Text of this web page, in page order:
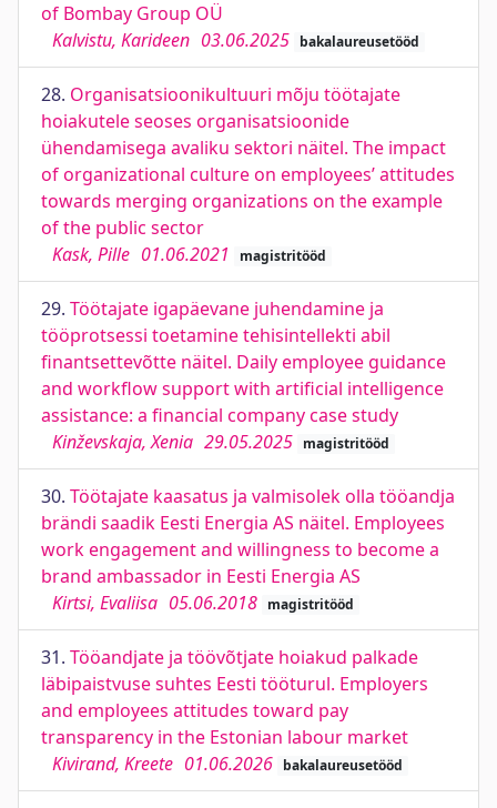
of Bombay Group OÜ
Kalvistu, Karideen 03.06.2025 bakalaureusetööd
28. Organisatsioonikultuuri mõju töötajate
hoiakutele seoses organisatsioonide
ühendamisega avaliku sektori näitel. The impact
of organizational culture on employees’ attitudes
towards merging organizations on the example
of the public sector
Kask, Pille 01.06.2021 magistritööd
29. Töötajate igapäevane juhendamine ja
tööprotsessi toetamine tehisintellekti abil
finantsettevõtte näitel. Daily employee guidance
and workflow support with artificial intelligence
assistance: a financial company case study
Kinževskaja, Xenia 29.05.2025 magistritööd
30. Töötajate kaasatus ja valmisolek olla tööandja
brändi saadik Eesti Energia AS näitel. Employees
work engagement and willingness to become a
brand ambassador in Eesti Energia AS
Kirtsi, Evaliisa 05.06.2018 magistritööd
31. Tööandjate ja töövõtjate hoiakud palkade
läbipaistvuse suhtes Eesti tööturul. Employers
and employees attitudes toward pay
transparency in the Estonian labour market
Kivirand, Kreete 01.06.2026 bakalaureusetööd